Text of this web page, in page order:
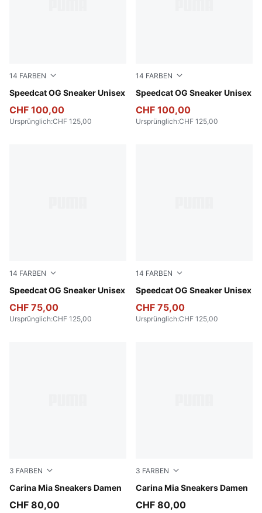
14 FARBEN
Speedcat OG Sneaker Unisex
For All Time Red-PUMA White
CHF 100,00
Ursprünglich:CHF 125,00
14 FARBEN
Speedcat OG Sneaker Unisex
PUMA Black-PUMA White
CHF 100,00
Ursprünglich:CHF 125,00
14 FARBEN
Speedcat OG Sneaker Unisex
PUMA Team Royal-PUMA White
CHF 75,00
Ursprünglich:CHF 125,00
14 FARBEN
Speedcat OG Sneaker Unisex
Pelé Yellow-PUMA Black
CHF 75,00
Ursprünglich:CHF 125,00
3 FARBEN
Carina Mia Sneakers Damen
Rich Cocoa-Powder Pink
CHF 80,00
3 FARBEN
Carina Mia Sneakers Damen
PUMA Black-Alpine Snow
CHF 80,00